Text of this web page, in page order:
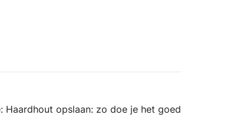
Haardhout opslaan: zo doe je het goed